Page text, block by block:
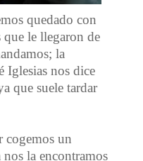
quedado con
le llegaron de
la
Iglesias nos dice
que suele tardar
cogemos un
la encontramos